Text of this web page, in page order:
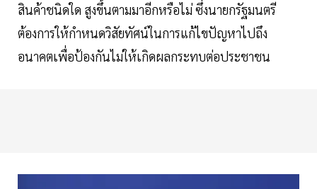
สินค้าชนิดใด สูงขึ้นตามมาอีกหรือไม่ ซึ่งนายกรัฐมนตรี
ต้องการให้กำหนดวิสัยทัศน์ในการแก้ไขปัญหาไปถึง
อนาคตเพื่อป้องกันไม่ให้เกิดผลกระทบต่อประชาชน